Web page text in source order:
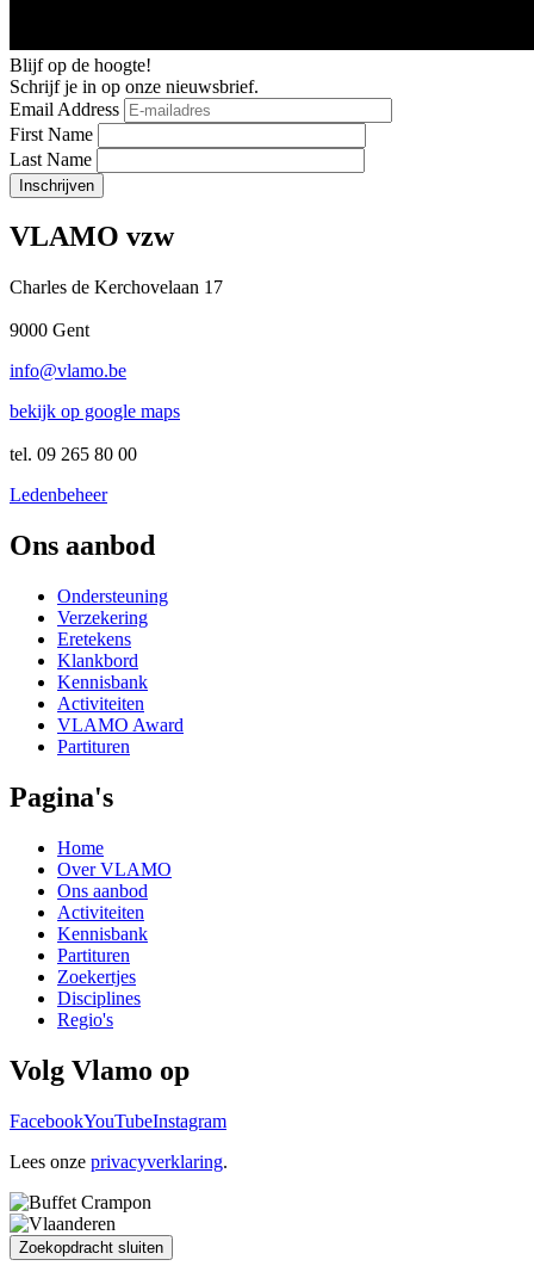
Blijf op de hoogte!
Schrijf je in op onze nieuwsbrief.
Email Address
First Name
Last Name
VLAMO vzw
Charles de Kerchovelaan 17
9000 Gent
info@vlamo.be
bekijk op google maps
tel. 09 265 80 00
Ledenbeheer
Ons aanbod
Ondersteuning
Verzekering
Eretekens
Klankbord
Kennisbank
Activiteiten
VLAMO Award
Partituren
Pagina's
Home
Over VLAMO
Ons aanbod
Activiteiten
Kennisbank
Partituren
Zoekertjes
Disciplines
Regio's
Volg Vlamo op
FacebookYouTubeInstagram
Lees onze privacyverklaring.
Zoekopdracht sluiten